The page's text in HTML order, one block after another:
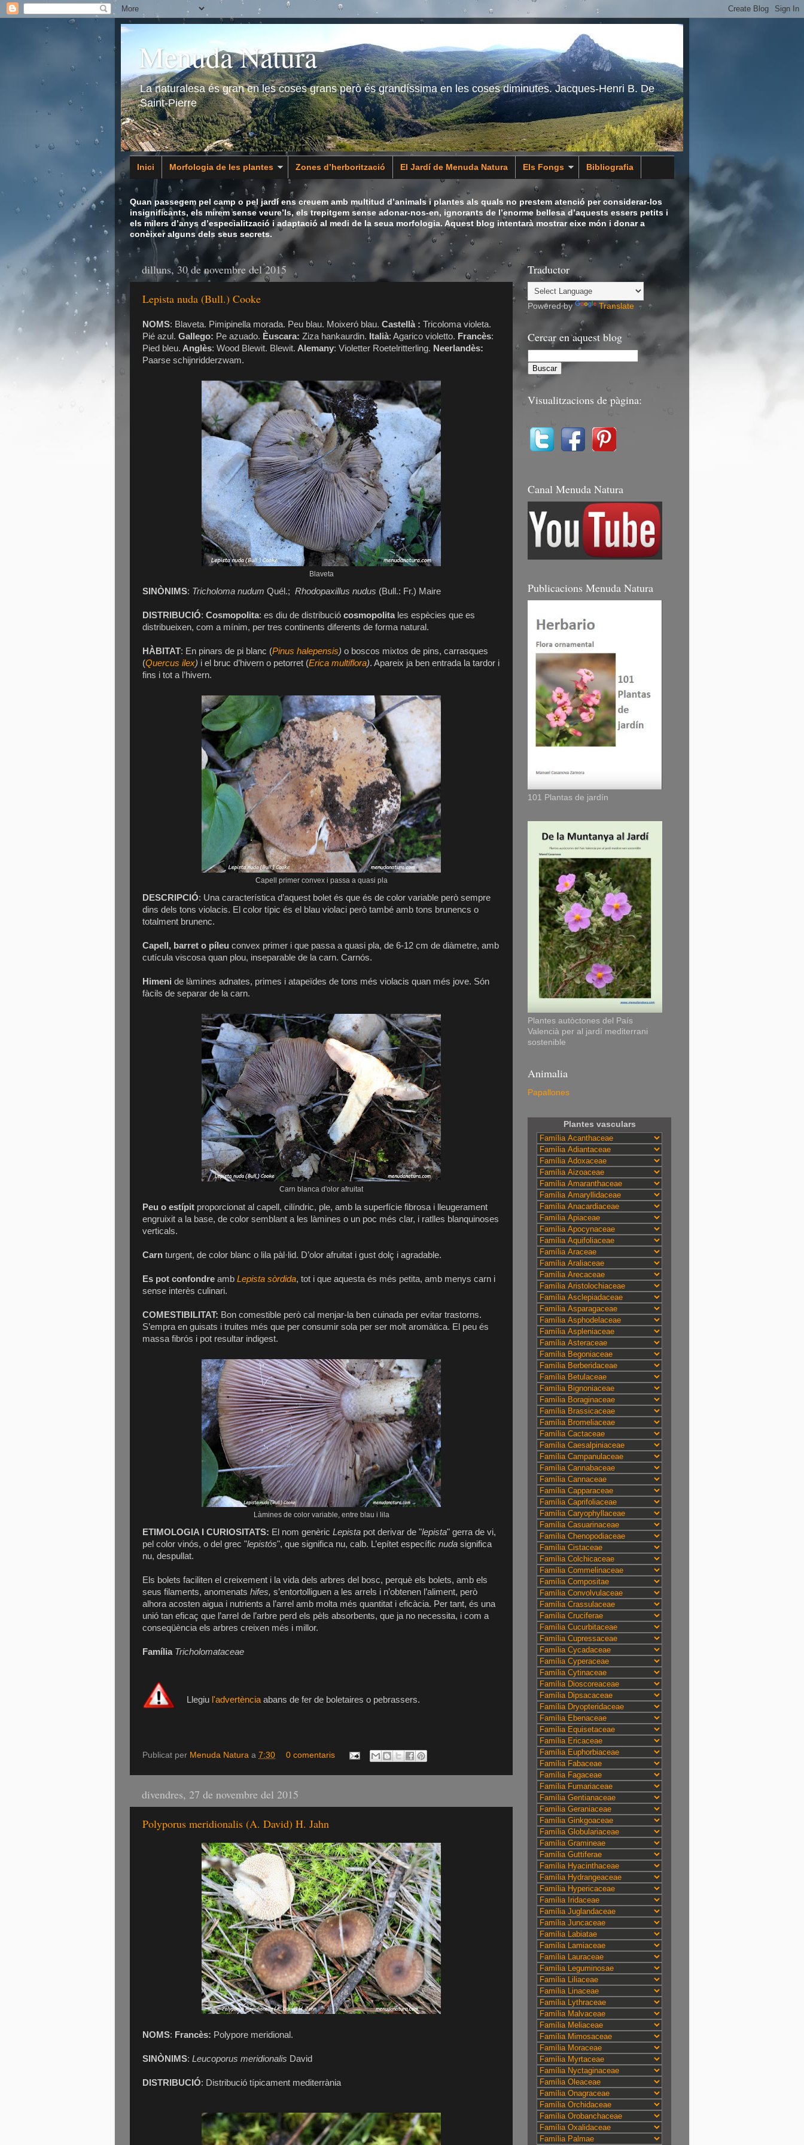
Menuda Natura
La naturalesa és gran en les coses grans però és grandíssima en les coses diminutes. Jacques-Henri B. De
Saint-Pierre
Inici Morfologia de les plantes Zones d’herborització El Jardí de Menuda Natura Els Fongs Bibliografia
Animalia
Quan passegem pel camp o pel jardí ens creuem amb multitud d’animals i plantes als quals no prestem atenció per considerar-los
insignificants, els mirem sense veure’ls, els trepitgem sense adonar-nos-en, ignorants de l’enorme bellesa d’aquests essers petits i
els milers d’anys d’especialització i adaptació al medi de la seua morfologia. Aquest blog intentarà mostrar eixe món i donar a
conèixer alguns dels seus secrets.
dilluns, 30 de novembre del 2015
Lepista nuda (Bull.) Cooke
NOMS: Blaveta. Pimipinella morada. Peu blau. Moixeró blau. Castellà : Tricoloma violeta.
Pié azul. Gallego: Pe azuado. Èuscara: Ziza hankaurdin. Italià: Agarico violetto. Francès:
Pied bleu. Anglès: Wood Blewit. Blewit. Alemany: Violetter Roetelritterling. Neerlandès:
Paarse schijnridderzwam.
Blaveta
SINÒNIMS: Tricholoma nudum Quél.; Rhodopaxillus nudus (Bull.: Fr.) Maire
DISTRIBUCIÓ: Cosmopolita: es diu de distribució cosmopolitales espècies que es
distribueixen, com a mínim, per tres continents diferents de forma natural.
HÀBITAT: En pinars de pi blanc (Pinus halepensis) o boscos mixtos de pins, carrasques
(Quercus ilex) i el bruc d’hivern o petorret (Erica multiflora). Apareix ja ben entrada la tardor i
fins i tot a l’hivern.
Capell primer convex i passa a quasi pla
DESCRIPCIÓ: Una característica d’aquest bolet és que és de color variable però sempre
dins dels tons violacis. El color típic és el blau violaci però també amb tons brunencs o
totalment brunenc.
Capell, barret o píleu convex primer i que passa a quasi pla, de 6-12 cm de diàmetre, amb
cutícula viscosa quan plou, inseparable de la carn. Carnós.
Himeni de làmines adnates, primes i atapeïdes de tons més violacis quan més jove. Són
fàcils de separar de la carn.
Carn blanca d'olor afruitat
Peu o estípit proporcionat al capell, cilíndric, ple, amb la superfície fibrosa i lleugerament
engruixit a la base, de color semblant a les làmines o un poc més clar, i ratlles blanquinoses
verticals.
Carn turgent, de color blanc o lila pàl·lid. D’olor afruitat i gust dolç i agradable.
Es pot confondre amb Lepista sòrdida, tot i que aquesta és més petita, amb menys carn i
sense interès culinari.
COMESTIBILITAT: Bon comestible però cal menjar-la ben cuinada per evitar trastorns.
S’empra en guisats i truites més que per consumir sola per ser molt aromàtica. El peu és
massa fibrós i pot resultar indigest.
Làmines de color variable, entre blau i lila
ETIMOLOGIA I CURIOSITATS: El nom genèric Lepista pot derivar de "lepista" gerra de vi,
pel color vinós, o del grec "lepistós", que significa nu, calb. L’epítet específic nuda significa
nu, despullat.
Els bolets faciliten el creixement i la vida dels arbres del bosc, perquè els bolets, amb els
seus filaments, anomenats hifes, s’entortolliguen a les arrels i n’obtenen l’aliment, però
alhora acosten aigua i nutrients a l’arrel amb molta més quantitat i eficàcia. Per tant, és una
unió tan eficaç que l’arrel de l’arbre perd els pèls absorbents, que ja no necessita, i com a
conseqüència els arbres creixen més i millor.
Família Tricholomataceae
Llegiu l'advertènciaabans de fer de boletaires o pebrassers.
Publicat per Menuda Natura a 7:30 0 comentaris
divendres, 27 de novembre del 2015
Polyporus meridionalis (A. David) H. Jahn
NOMS: Francès: Polypore meridional.
SINÒNIMS: Leucoporus meridionalis David
DISTRIBUCIÓ: Distribució típicament mediterrània
Traductor
Powered by Translate
Cercar en aquest blog
Visualitzacions de pàgina:
Canal Menuda Natura
Publicacions Menuda Natura
101 Plantas de jardín
Plantes autòctones del País
Valencià per al jardí mediterrani
sostenible
Animalia
Papallones
Plantes vasculars